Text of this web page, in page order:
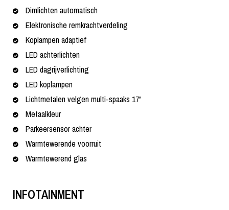
Dimlichten automatisch
Elektronische remkrachtverdeling
Koplampen adaptief
LED achterlichten
LED dagrijverlichting
LED koplampen
Lichtmetalen velgen multi-spaaks 17"
Metaalkleur
Parkeersensor achter
Warmtewerende voorruit
Warmtewerend glas
INFOTAINMENT